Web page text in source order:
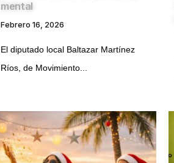
mental
Febrero 16, 2026
El diputado local Baltazar Martínez
Ríos, de Movimiento...